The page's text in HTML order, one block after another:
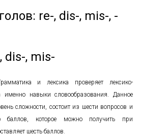
re-, dis-, mis-, -
dis-, mis-
и лексика проверяет лексико-
именно навыки словообразования. Данное
сложности, состоит из шести вопросов и
баллов, которое можно получить при
шесть баллов.